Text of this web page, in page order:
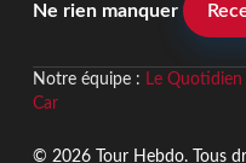
Ne rien manquer
Notre équipe : Le
Car
© 2026 Tour Hebdo. Tous